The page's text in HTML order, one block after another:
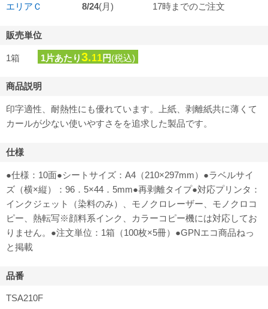
エリアＣ
8/24(月) 17時までのご注文
販売単位
1箱 1片あたり3.11円(税込)
商品説明
印字適性、耐熱性にも優れています。上紙、剥離紙共に薄くて
カールが少ない使いやすさをを追求した製品です。
仕様
●仕様：10面●シートサイズ：A4（210×297mm）●ラベルサイ
ズ（横×縦）：96．5×44．5mm●再剥離タイプ●対応プリンタ：
インクジェット（染料のみ）、モノクロレーザー、モノクロコ
ピー、熱転写※顔料系インク、カラーコピー機には対応してお
りません。●注文単位：1箱（100枚×5冊）●GPNエコ商品ねっ
と掲載
品番
TSA210F